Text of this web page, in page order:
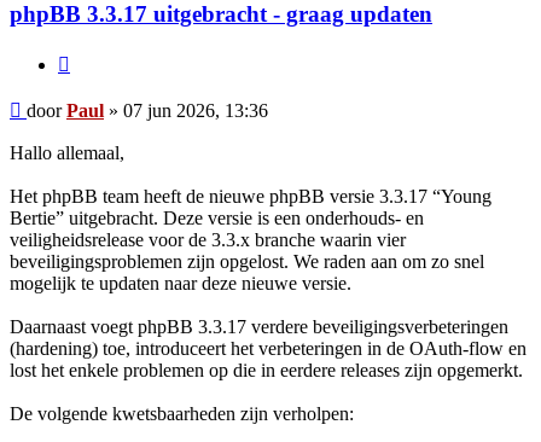
phpBB 3.3.17 uitgebracht - graag updaten
Bericht
doorPaul » 07 jun 2026, 13:36
Hallo allemaal,
Het phpBB team heeft de nieuwe phpBB versie 3.3.17 “Young
Bertie” uitgebracht. Deze versie is een onderhouds- en
veiligheidsrelease voor de 3.3.x branche waarin vier
beveiligingsproblemen zijn opgelost. We raden aan om zo snel
mogelijk te updaten naar deze nieuwe versie.
Daarnaast voegt phpBB 3.3.17 verdere beveiligingsverbeteringen
(hardening) toe, introduceert het verbeteringen in de OAuth-flow en
lost het enkele problemen op die in eerdere releases zijn opgemerkt.
De volgende kwetsbaarheden zijn verholpen: